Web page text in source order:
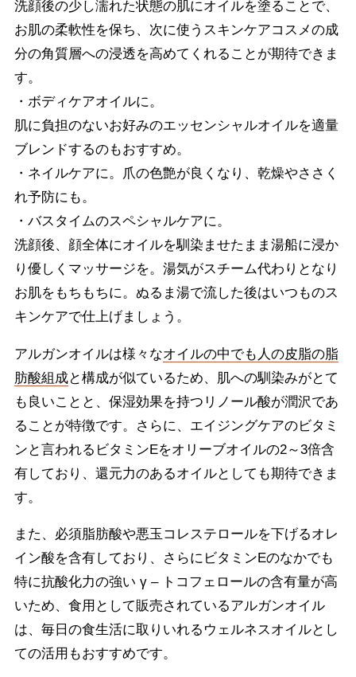
洗顔後の少し濡れた状態の肌にオイルを塗ることで、
お肌の柔軟性を保ち、次に使うスキンケアコスメの成
分の角質層への浸透を高めてくれることが期待できま
す。
・ボディケアオイルに。
肌に負担のないお好みのエッセンシャルオイルを適量
ブレンドするのもおすすめ。
・ネイルケアに。爪の色艶が良くなり、乾燥やささく
れ予防にも。
・バスタイムのスペシャルケアに。
洗顔後、顔全体にオイルを馴染ませたまま湯船に浸か
り優しくマッサージを。湯気がスチーム代わりとなり
お肌をもちもちに。ぬるま湯で流した後はいつものス
キンケアで仕上げましょう。
アルガンオイルは様々なオイルの中でも人の皮脂の脂
肪酸組成と構成が似ているため、肌への馴染みがとて
も良いことと、保湿効果を持つリノール酸が潤沢であ
ることが特徴です。さらに、エイジングケアのビタミ
ンと言われるビタミンEをオリーブオイルの2～3倍含
有しており、還元力のあるオイルとしても期待できま
す。
また、必須脂肪酸や悪玉コレステロールを下げるオレ
イン酸を含有しており、さらにビタミンEのなかでも
特に抗酸化力の強い γ – トコフェロールの含有量が高
いため、食用として販売されているアルガンオイル
は、毎日の食生活に取りいれるウェルネスオイルとし
ての活用もおすすめです。